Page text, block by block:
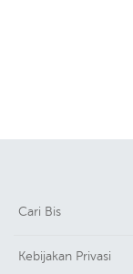
Cari Bis
Kebijakan Privasi